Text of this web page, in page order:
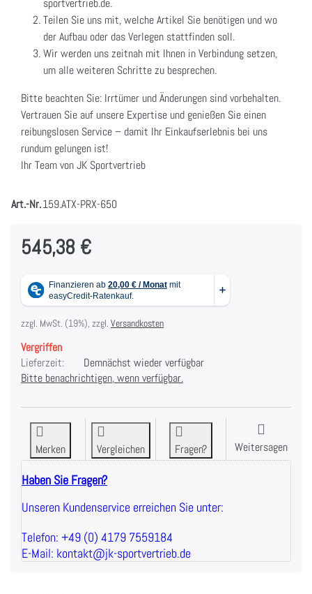
sportvertrieb.de.
Teilen Sie uns mit, welche Artikel Sie benötigen und wo
der Aufbau oder das Verlegen stattfinden soll.
Wir werden uns zeitnah mit Ihnen in Verbindung setzen,
um alle weiteren Schritte zu besprechen.
Bitte beachten Sie: Irrtümer und Änderungen sind vorbehalten.
Vertrauen Sie auf unsere Expertise und genießen Sie einen
reibungslosen Service – damit Ihr Einkaufserlebnis bei uns
rundum gelungen ist!
Ihr Team von JK Sportvertrieb
Art.-Nr.159.ATX-PRX-650
545,38 €
zzgl. MwSt. (19%), zzgl. Versandkosten
Vergriffen
Lieferzeit:
Demnächst wieder verfügbar
Bitte benachrichtigen, wenn verfügbar.
Merken Vergleichen Fragen? Weitersagen
Haben Sie Fragen?
Unseren Kundenservice erreichen Sie unter:
Telefon: +49 (0) 4179 7559184
E-Mail: kontakt@jk-sportvertrieb.de